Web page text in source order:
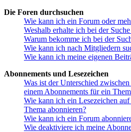
Die Foren durchsuchen
Wie kann ich ein Forum oder
Weshalb erhalte ich bei der
Warum bekomme ich bei der
Wie kann ich nach Mitgliedern
Wie kann ich meine eigenen
Abonnements und Lesezeichen
Was ist der Unterschied
einem Abonnements für ein
Wie kann ich ein Lesezeichen
Thema abonnieren?
Wie kann ich ein Forum
Wie deaktiviere ich meine